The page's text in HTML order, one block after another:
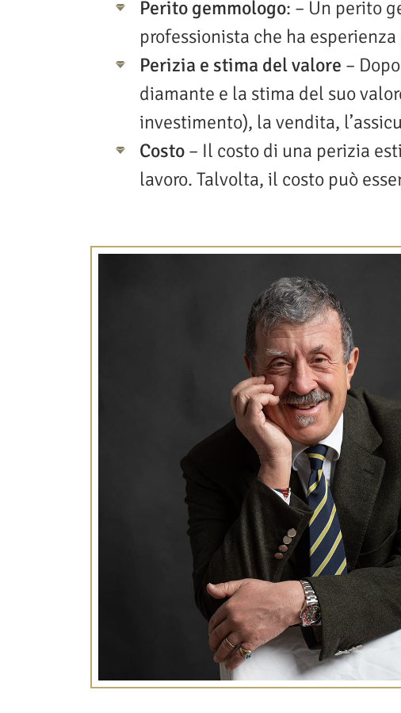
Perito gemmologo: – Un perito
professionista che ha
Perizia e stima del valore –
diamante e la stima del suo
investimento), la vendita,
Costo – Il costo di una perizia
lavoro. Talvolta, il costo può